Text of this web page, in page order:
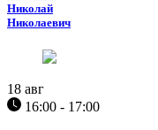
Николай
Николаевич
18 авг
16:00 - 17:00